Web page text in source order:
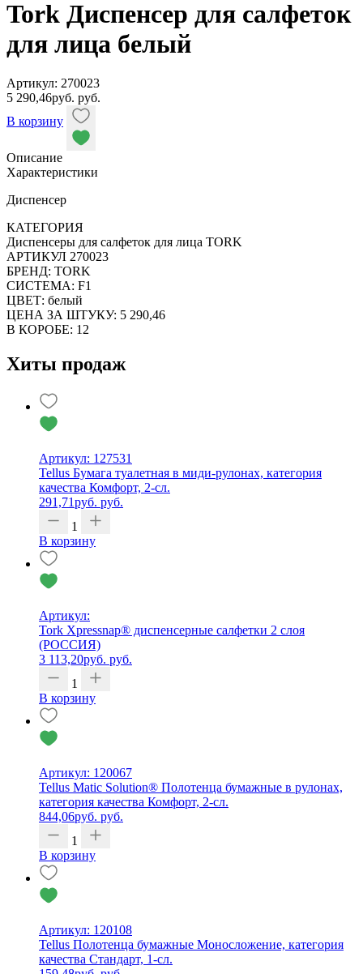
Tork Диспенсер для салфеток
для лица белый
Артикул: 270023
5 290,46руб. руб.
В корзину
Описание
Характеристики
Диспенсер
КАТЕГОРИЯ
Диспенсеры для салфеток для лица TORK
АРТИКУЛ 270023
БРЕНД: TORK
СИСТЕМА: F1
ЦВЕТ: белый
ЦЕНА ЗА ШТУКУ: 5 290,46
В КОРОБЕ: 12
Хиты продаж
Артикул: 127531
Tellus Бумага туалетная в миди-рулонах, категория
качества Комфорт, 2-сл.
291,71руб. руб.
1
В корзину
Артикул:
Tork Xpressnap® диспенсерные салфетки 2 слоя
(РОССИЯ)
3 113,20руб. руб.
1
В корзину
Артикул: 120067
Tellus Matic Solution® Полотенца бумажные в рулонах,
категория качества Комфорт, 2-сл.
844,06руб. руб.
1
В корзину
Артикул: 120108
Tellus Полотенца бумажные Моносложение, категория
качества Стандарт, 1-сл.